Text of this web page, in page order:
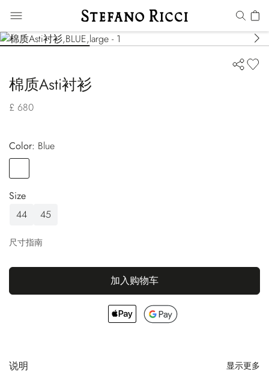
棉质Asti衬衫
£ 680
Color:
blue
Size
44
45
尺寸指南
加入购物车
说明 显示更多